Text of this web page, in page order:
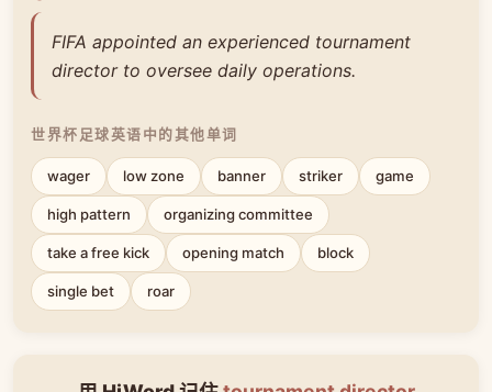
FIFA appointed an experienced tournament
director to oversee daily operations.
世界杯足球英语中的其他单词
wager low zone banner striker game
high pattern organizing committee
take a free kick opening match block
single bet roar